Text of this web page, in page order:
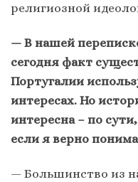
религиозной
— В нашей
сегодня факт
Португалии
интересах. Но
интересна – по
если я верно
— Большинство из